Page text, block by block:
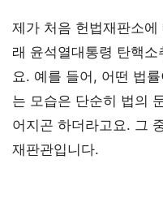
제가 처음 헌법재판소
래 윤석열대통령 탄핵
요. 예를 들어, 어떤 법
는 모습은 단순히 법의
어지곤 하더라고요. 그
재판관입니다.